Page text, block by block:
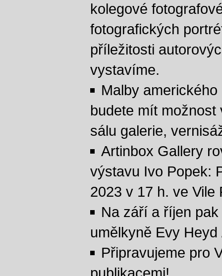
kolegové
fotografických
příležitosti
vystavíme.
Malby
budete mít
sálu galerie,
Artinbox Gallery
výstavu Ivo Popek:
2023 v 17 h. ve Vile
Na září a říjen
umělkyně Evy
Připravujeme pro